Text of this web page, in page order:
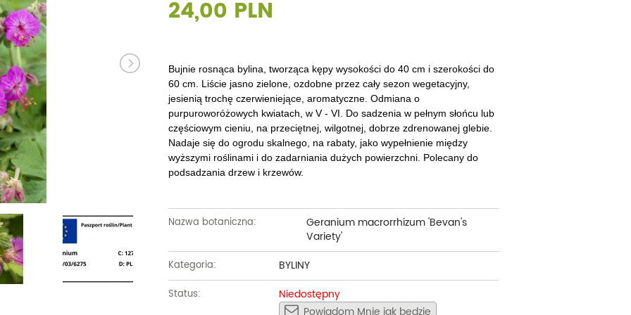
Truskawki i poziomki
Winogrona
Żurawiny
Pozostałe
Dęby
Glediczje
Głogi
Graby
Jabłonie ozdobne
Jarzębiny i jarząby
Kasztanowce
Wiązy
Wiśnie ozdobne
Złotokapy
Pozostałe
Derenie
Hibiskusy
Hortensje
Jaśminowce
Kaliny
Kalmie
Piwonie
Pnącza
Powojniki - Clematisy
Różaneczniki
Tawuły i tawułki
Wisterie
Żarnowce
Pozostałe
24,00 PLN
Bujnie rosnąca bylina, tworząca kępy wysokości do 40 cm i szerokości do
60 cm. Liście jasno zielone, ozdobne przez cały sezon wegetacyjny,
jesienią trochę czerwieniejące, aromatyczne. Odmiana o
purpuroworóżowych kwiatach, w V - VI. Do sadzenia w pełnym słońcu lub
częściowym cieniu, na przeciętnej, wilgotnej, dobrze zdrenowanej glebie.
Nadaje się do ogrodu skalnego, na rabaty, jako wypełnienie między
wyższymi roślinami i do zadarniania dużych powierzchni. Polecany do
podsadzania drzew i krzewów.
Nazwa botaniczna:
Geranium macrorrhizum 'Bevan's
Variety'
Kategoria: BYLINY
Status:
Niedostępny
Powiadom Mnie jak będzie